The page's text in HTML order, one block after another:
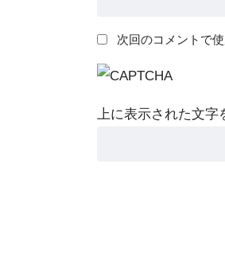
次回のコメントで
上に表示された文字